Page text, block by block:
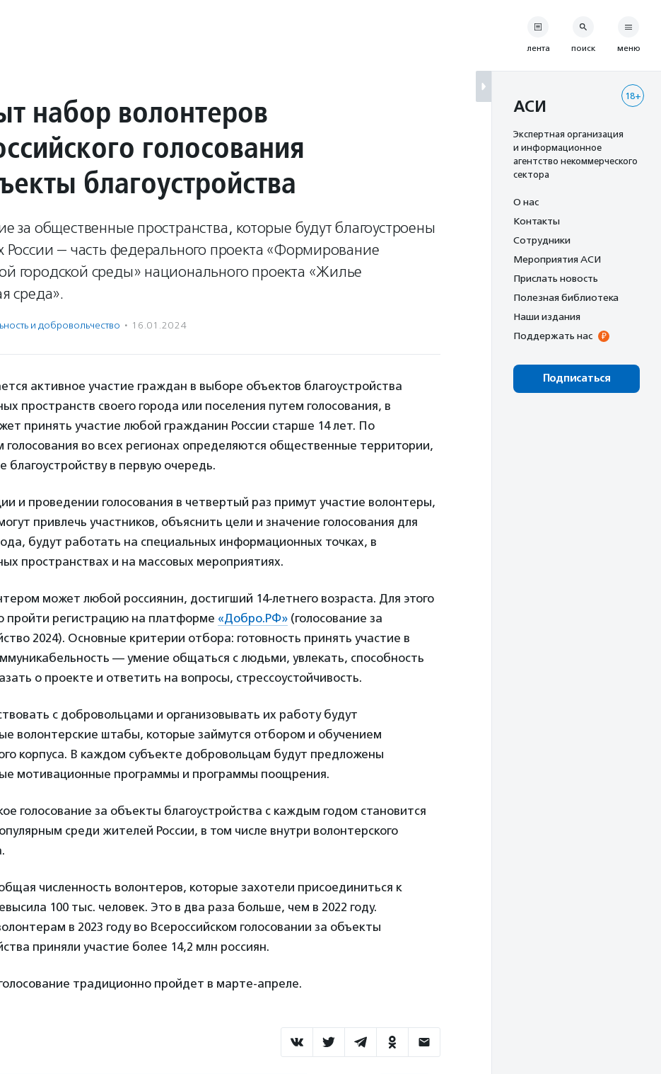
набор волонтеров
голосования
благоустройства
за общественные пространства, которые будут благоустроены
России — часть федерального проекта «Формирование
городской среды» национального проекта «Жилье
среда».
и доброволь­чест­во · 16.01.2024
активное участие граждан в выборе объектов благоустройства
пространств своего города или поселения путем голосования, в
принять участие любой гражданин России старше 14 лет. По
голосования во всех регионах определяются общественные территории,
в первую очередь.
и проведении голосования в четвертый раз примут участие волонтеры,
привлечь участников, объяснить цели и значение голосования для
будут работать на специальных информационных точках, в
пространствах и на массовых мероприятиях.
может любой россиянин, достигший 14-летнего возраста. Для этого
пройти регистрацию на платформе «Добро.РФ» (голосование за
2024). Основные критерии отбора: готовность принять участие в
— умение общаться с людьми, увлекать, способность
о проекте и ответить на вопросы, стрессоустойчивость.
с добровольцами и организовывать их работу будут
волонтерские штабы, которые займутся отбором и обучением
корпуса. В каждом субъекте добровольцам будут предложены
мотивационные программы и программы поощрения.
голосование за объекты благоустройства с каждым годом становится
среди жителей России, в том числе внутри волонтерского
численность волонтеров, которые захотели присоединиться к
100 тыс. человек. Это в два раза больше, чем в 2022 году.
в 2023 году во Всероссийском голосовании за объекты
приняли участие более 14,2 млн россиян.
традиционно пройдет в марте-апреле.
лента поиск меню
18+
АСИ
Экспертная организация
и информационное
агентство некоммерческого
сектора
О нас
Контакты
Сотрудники
Мероприятия АСИ
Прислать новость
Полезная библиотека
Наши издания
Поддержать нас
Подписаться